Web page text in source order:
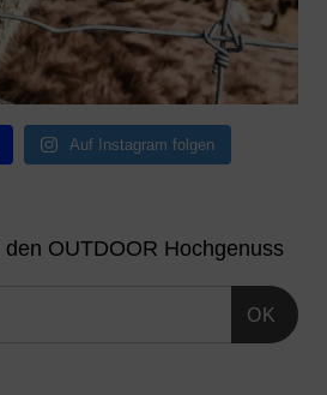
Auf Instagram folgen
OUTDOOR Hochgenuss
OK